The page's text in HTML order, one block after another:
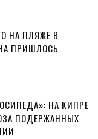
НА ПЛЯЖЕ В
ПРИШЛОСЬ
НА КИПРЕ
ПОДЕРЖАННЫХ